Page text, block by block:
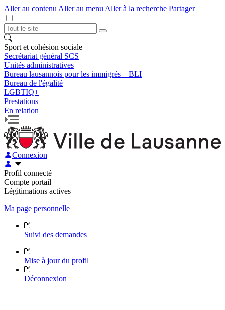
Aller au contenu Aller au menu Aller à la recherche Partager
Sport et cohésion sociale
Secrétariat général SCS
Unités administratives
Bureau lausannois pour les immigrés – BLI
Bureau de l'égalité
LGBTIQ+
Prestations
En relation
Connexion
Profil connecté
Compte portail
Légitimations actives
Ma page personnelle
Suivi des demandes
Mise à jour du profil
Déconnexion